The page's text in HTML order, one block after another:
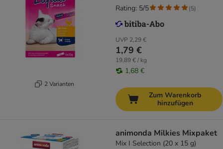
2 Varianten
UVP 2,29 €
1,79 €
19,89 € / kg
1,68 €
Rating: 5/5 (5)
Zum Warenkorb
hinzufügen
animonda Milkies Mixpaket
Mix I Selection (20 x 15 g)